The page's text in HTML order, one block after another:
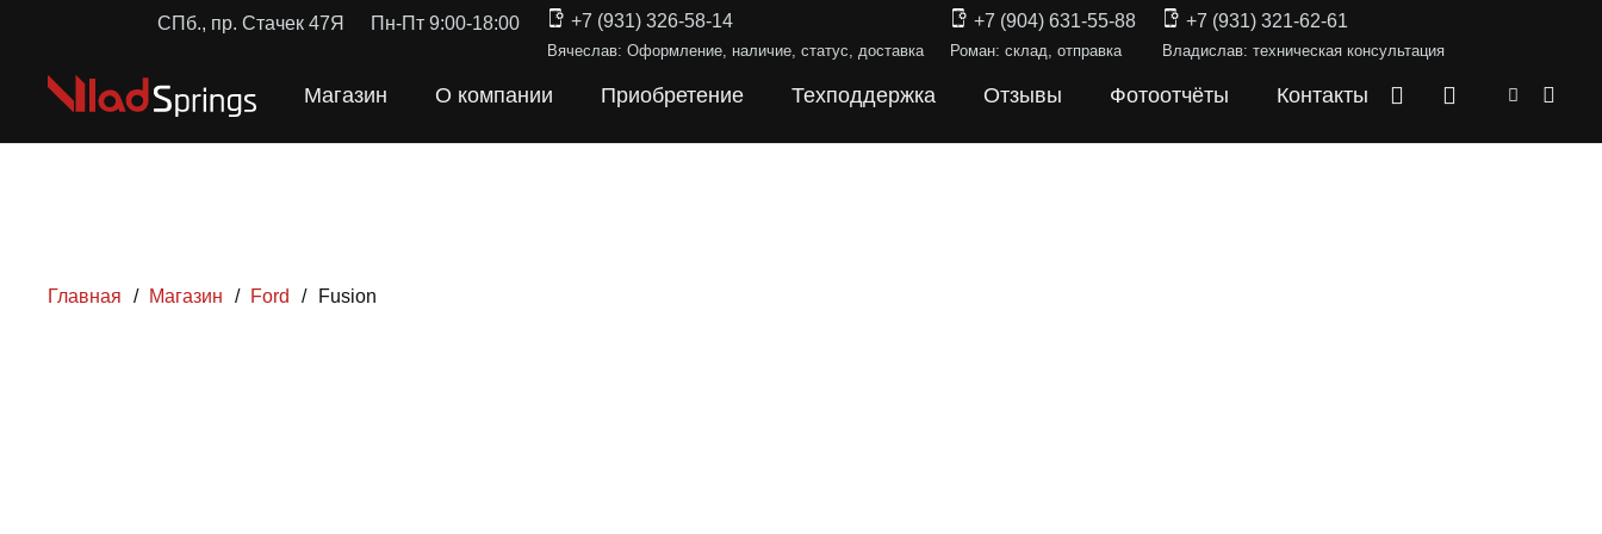
СПб., пр. Стачек 47Я Пн-Пт 9:00-18:00 +7 (931) 326-58-14
Вячеслав: Оформление, наличие, статус, доставка
+7 (904) 631-55-88
Роман: склад, отправка
+7 (931) 321-62-61
Владислав: техническая консультация
Магазин О компании Приобретение Техподдержка Отзывы Фотоотчёты Контакты
Главная / Магазин / Ford / Fusion